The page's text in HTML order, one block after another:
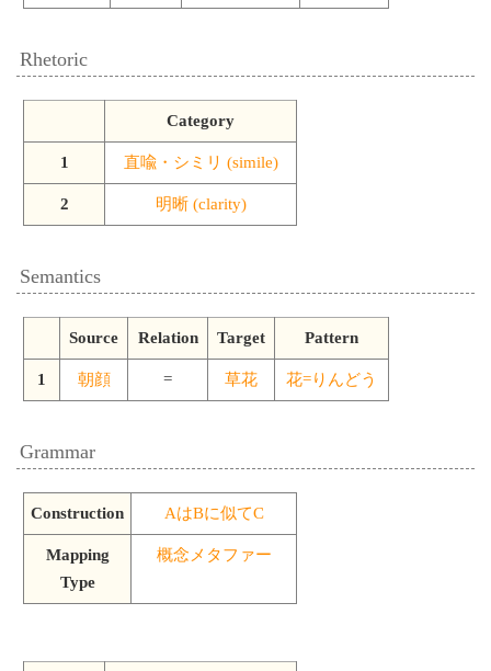
Rhetoric
Category
1 直喩・シミリ (simile)
2 明晰 (clarity)
Semantics
Source Relation Target Pattern
1 朝顔 = 草花 花=りんどう
Grammar
Construction AはBに似てC
Mapping
Type
概念メタファー